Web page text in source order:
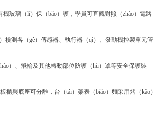
玻璃（lí）保（bǎo）護，學員可直觀對照（zhào）電路
檢測各（gè）傳感器、執行器（qì）、發動機控製單元管
）、飛輪及其他轉動部位防護（hù）罩等安全保護裝
與底座可分離，台（tái）架表（biǎo）麵采用烤（kǎo）